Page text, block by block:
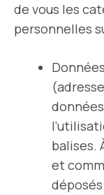
de vous les
personnelles
balises.
et